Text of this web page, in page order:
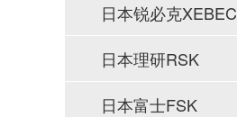
日本锐必克XEBEC
日本理研RSK
日本富士FSK